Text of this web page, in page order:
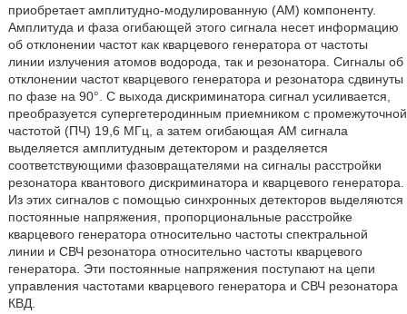
приобретает амплитудно-модулированную (AM) компоненту.
Амплитуда и фаза огибающей этого сигнала несет информацию
об отклонении частот как кварцевого генератора от частоты
линии излучения атомов водорода, так и резонатора. Сигналы об
отклонении частот кварцевого генератора и резонатора сдвинуты
по фазе на 90°. С выхода дискриминатора сигнал усиливается,
преобразуется супергетеродинным приемником с промежуточной
частотой (ПЧ) 19,6 МГц, а затем огибающая AM сигнала
выделяется амплитудным детектором и разделяется
соответствующими фазовращателями на сигналы расстройки
резонатора квантового дискриминатора и кварцевого генератора.
Из этих сигналов с помощью синхронных детекторов выделяются
постоянные напряжения, пропорциональные расстройке
кварцевого генератора относительно частоты спектральной
линии и СВЧ резонатора относительно частоты кварцевого
генератора. Эти постоянные напряжения поступают на цепи
управления частотами кварцевого генератора и СВЧ резонатора
КВД.